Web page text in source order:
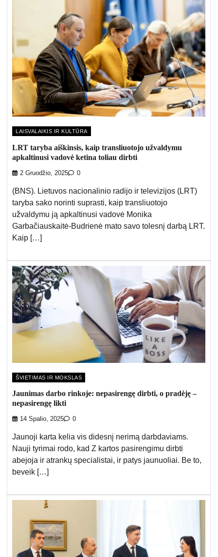
LAISVALAIKIS IR KULTŪRA
LRT taryba aiškinsis, kaip transliuotojo užvaldymu
apkaltinusi vadovė ketina toliau dirbti
2 Gruodžio, 2025 0
(BNS). Lietuvos nacionalinio radijo ir televizijos (LRT)
taryba sako norinti suprasti, kaip transliuotojo
užvaldymu ją apkaltinusi vadovė Monika
Garbačiauskaitė-Budrienė mato savo tolesnį darbą LRT.
Kaip […]
ŠVIETIMAS IR MOKSLAS
Jaunimas darbo rinkoje: nepasirengę dirbti, o pradėję –
nepasirengę likti
14 Spalio, 2025 0
Jaunoji karta kelia vis didesnį nerimą darbdaviams.
Nauji tyrimai rodo, kad Z kartos pasirengimu dirbti
abejoja ir atrankų specialistai, ir patys jaunuoliai. Be to,
beveik […]